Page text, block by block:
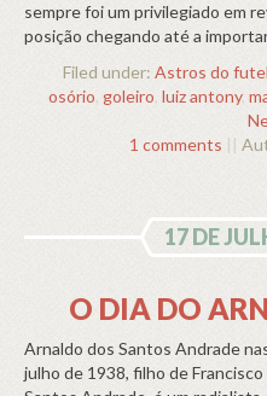
sempre foi um privilegiado em
posição chegando até a
Filed under: Astros do
osório, goleiro, luiz antony,
1 comments ||
17 DE
O DIA DO
Arnaldo dos Santos Andrade
julho de 1938, filho de